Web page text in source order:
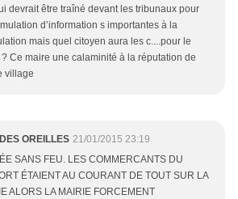
devrait être traîné devant les tribunaux pour
d’information s importantes à la
mais quel citoyen aura les c....pour le
Ce maire une calaminité à la réputation de
village
OREILLES 21/01/2015 23:19
SANS FEU. LES COMMERCANTS DU
ÉTAIENT AU COURANT DE TOUT SUR LA
ALORS LA MAIRIE FORCEMENT